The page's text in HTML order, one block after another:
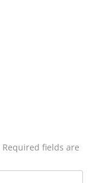
Required fields are